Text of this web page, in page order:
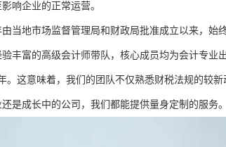
响企业的正常运营。
当地市场监督管理局和财政局批准成立以来，始
丰富的高级会计师带队，核心成员均为会计专业
。这意味着，我们的团队不仅熟悉财税法规的较新
是成长中的公司，我们都能提供量身定制的服务。